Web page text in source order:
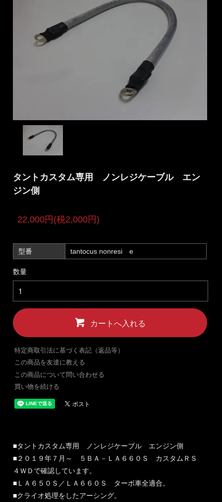
タントカスタム専用 ノンレジケーブル エン
ジン側
22,000円(税2,000円)
型番 tantocus nonresi e
数量
カートへ入れる
特定商取引法に基づく表記（返品等）
この商品を友達に教える
この商品について問い合わせる
買い物を続ける
■タントカスタム専用 ノンレジケーブル エンジン側
■２０１９年７月～ ５ＢＡ－ＬＡ６６０Ｓ カスタムＲＳ
４ＷＤで確認しています。
■ＬＡ６５０Ｓ／ＬＡ６６０Ｓ ターボ車全適合。
■クライオ処理をしたアーシング。